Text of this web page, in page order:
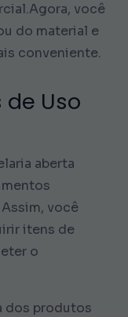
você
do material e
conveniente.
de Uso
aberta
você
itens de
o
dos produtos